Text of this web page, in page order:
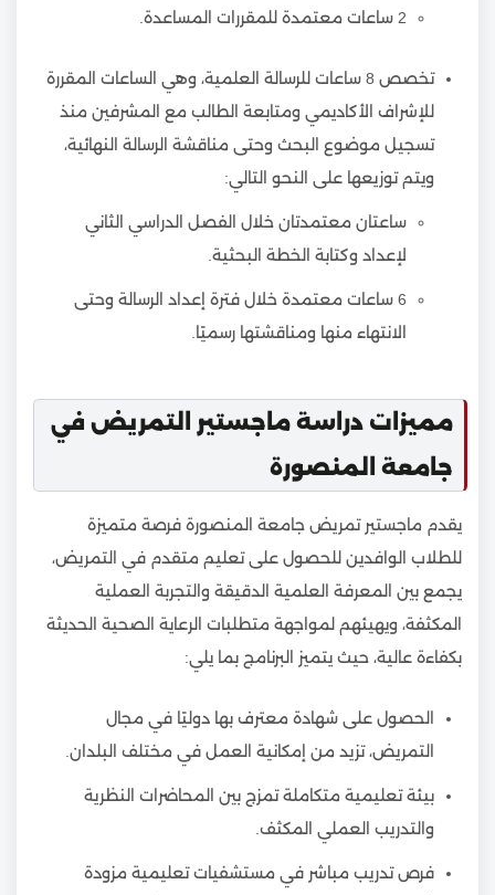
2 ساعات معتمدة للمقررات المساعدة.
تخصص 8 ساعات للرسالة العلمية، وهي الساعات المقررة
للإشراف الأكاديمي ومتابعة الطالب مع المشرفين منذ
تسجيل موضوع البحث وحتى مناقشة الرسالة النهائية،
ويتم توزيعها على النحو التالي:
ساعتان معتمدتان خلال الفصل الدراسي الثاني
لإعداد وكتابة الخطة البحثية.
6 ساعات معتمدة خلال فترة إعداد الرسالة وحتى
الانتهاء منها ومناقشتها رسميًا.
مميزات دراسة ماجستير التمريض في
جامعة المنصورة
يقدم ماجستير تمريض جامعة المنصورة فرصة متميزة
للطلاب الوافدين للحصول على تعليم متقدم في التمريض،
يجمع بين المعرفة العلمية الدقيقة والتجربة العملية
المكثفة، ويهيئهم لمواجهة متطلبات الرعاية الصحية الحديثة
بكفاءة عالية، حيث يتميز البرنامج بما يلي:
الحصول على شهادة معترف بها دوليًا في مجال
التمريض، تزيد من إمكانية العمل في مختلف البلدان.
بيئة تعليمية متكاملة تمزج بين المحاضرات النظرية
والتدريب العملي المكثف.
فرص تدريب مباشر في مستشفيات تعليمية مزودة